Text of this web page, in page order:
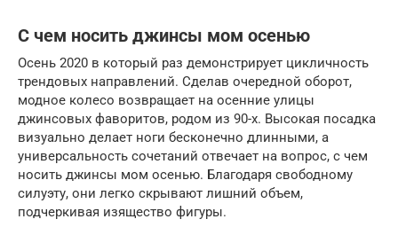
С чем носить джинсы мом осенью
Осень 2020 в который раз демонстрирует цикличность
трендовых направлений. Сделав очередной оборот,
модное колесо возвращает на осенние улицы
джинсовых фаворитов, родом из 90-х. Высокая посадка
визуально делает ноги бесконечно длинными, а
универсальность сочетаний отвечает на вопрос, с чем
носить джинсы мом осенью. Благодаря свободному
силуэту, они легко скрывают лишний объем,
подчеркивая изящество фигуры.